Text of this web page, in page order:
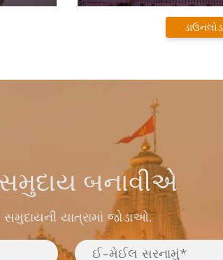
ડાઉનલોડ
બનાવીએ
યાત્રામાં જોડાઓ.